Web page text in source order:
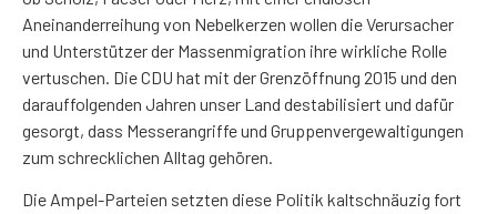
Aneinanderreihung von Nebelkerzen wollen die Verursacher
und Unterstützer der Massenmigration ihre wirkliche Rolle
vertuschen. Die CDU hat mit der Grenzöffnung 2015 und den
darauffolgenden Jahren unser Land destabilisiert und dafür
gesorgt, dass Messerangriffe und Gruppenvergewaltigungen
zum schrecklichen Alltag gehören.
Die Ampel-Parteien setzten diese Politik kaltschnäuzig fort